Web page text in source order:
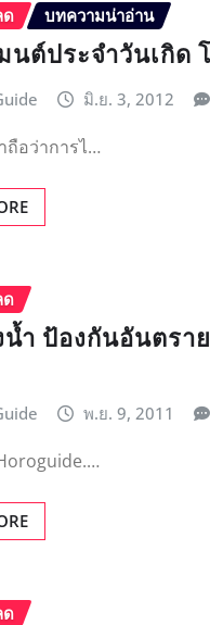
ด บทความน่าอ่าน
ต์ประจำวันเกิด
มิ.ย. 3, 2012
ถือว่าการไ…
ด
ำ ป้องกันอันตร
พ.ย. 9, 2011
ด